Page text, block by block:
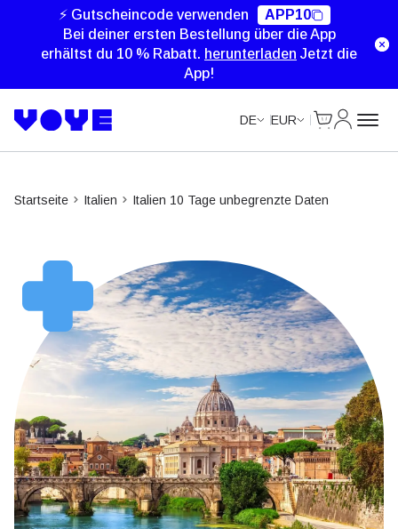
⚡ Gutscheincode verwenden
APP10
Bei deiner ersten Bestellung über die App
erhältst du 10 % Rabatt. herunterladen Jetzt die
App!
DE EUR
Startseite Italien Italien 10 Tage unbegrenzte Daten
Unlimited Data